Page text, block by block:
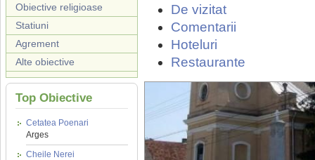
Obiective religioase
Statiuni
Agrement
Alte obiective
Top Obiective
Cetatea Poenari
Arges
Cheile Nerei
De vizitat
Comentarii
Hoteluri
Restaurante